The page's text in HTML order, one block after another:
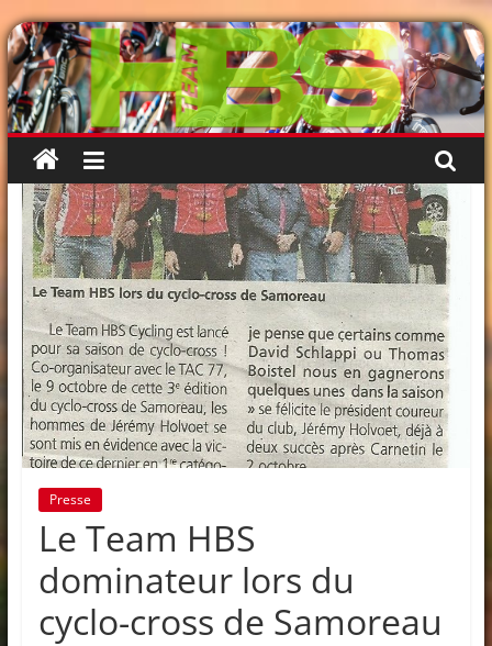
Passer
au
contenu
Presse
Le Team HBS
dominateur lors du
cyclo-cross de Samoreau